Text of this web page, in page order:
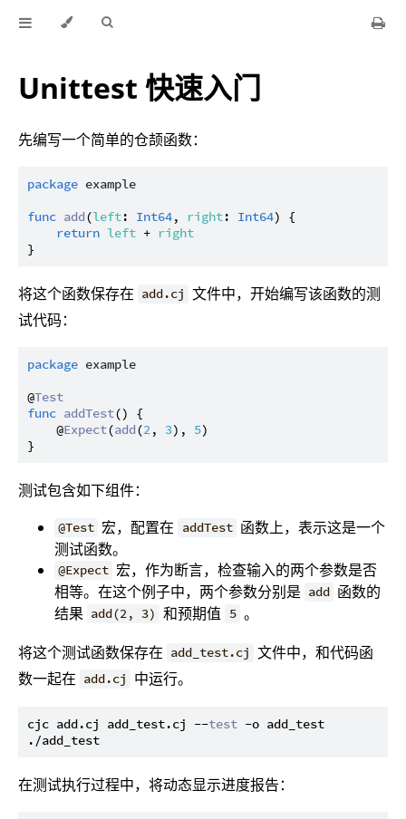
Unittest 快速入门
先编写一个简单的仓颉函数：
package example
func add(left: Int64, right: Int64) {
return left + right
将这个函数保存在 add.cj 文件中，开始编写该函数的测
试代码：
package example
@Test
func addTest() {
    @
Expect(add(2, 3), 5)
测试包含如下组件：
@Test 宏，配置在 addTest 函数上，表示这是一个
测试函数。
@Expect 宏，作为断言，检查输入的两个参数是否
相等。在这个例子中，两个参数分别是 add 函数的
结果 add(2, 3) 和预期值 5 。
将这个测试函数保存在 add_test.cj 文件中，和代码函
数一起在 add.cj 中运行。
cjc add.cj add_test.cj --test -o add_test
在测试执行过程中，将动态显示进度报告：